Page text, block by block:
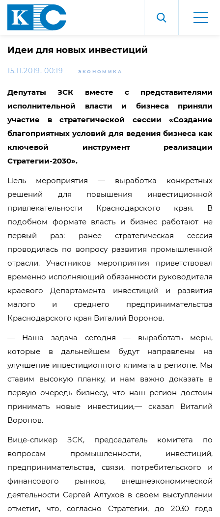
Идеи для новых инвестиций
15.11.2019, 00:19 ЭКОНОМИКА
Депутаты ЗСК вместе с представителями
исполнительной власти и бизнеса приняли
участие в стратегической сессии «Создание
благоприятных условий для ведения бизнеса как
ключевой инструмент реализации
Стратегии-2030».
Цель мероприятия — выработка конкретных
решений для повышения инвестиционной
привлекательности Краснодарского края. В
подобном формате власть и бизнес работают не
первый раз: ранее стратегическая сессия
проводилась по вопросу развития промышленной
отрасли. Участников мероприятия приветствовал
временно исполняющий обязанности руководителя
краевого Департамента инвестиций и развития
малого и среднего предпринимательства
Краснодарского края Виталий Воронов.
— Наша задача сегодня — выработать меры,
которые в дальнейшем будут направлены на
улучшение инвестиционного климата в регионе. Мы
ставим высокую планку, и нам важно доказать в
первую очередь бизнесу, что наш регион достоин
принимать новые инвестиции,— сказал Виталий
Воронов.
Вице-спикер ЗСК, председатель комитета по
вопросам промышленности, инвестиций,
предпринимательства, связи, потребительского и
финансового рынков, внешнеэкономической
деятельности Сергей Алтухов в своем выступлении
отметил, что, согласно Стратегии, до 2030 года